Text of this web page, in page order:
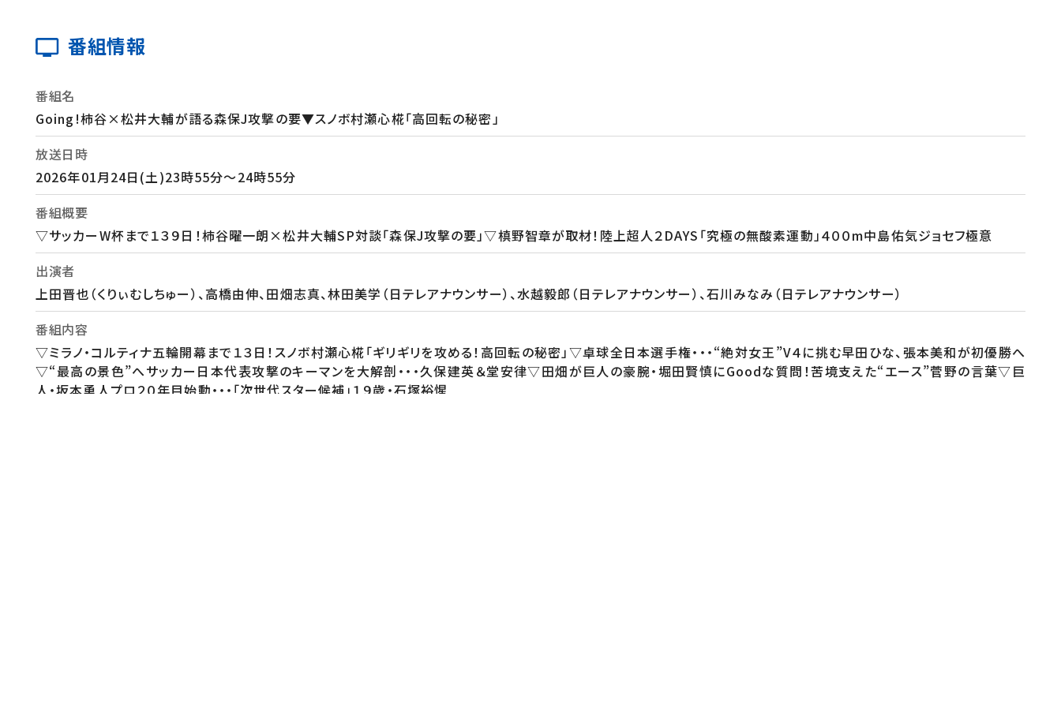
番組情報
番組名
Going!柿谷×松井大輔が語る森保J攻撃の要▼スノボ村瀬心椛「高回転の秘密」
放送日時
2026年01月24日(土)23時55分～24時55分
番組概要
▽サッカーW杯まで１３９日！柿谷曜一朗×松井大輔SP対談「森保J攻撃の要」▽槙野智章が取材！陸上超人２DAYS「究極の無酸素運動」４００m中島佑気ジョセフ極意
出演者
上田晋也（くりぃむしちゅー）、高橋由伸、田畑志真、林田美学（日テレアナウンサー）、水越毅郎（日テレアナウンサー）、石川みなみ（日テレアナウンサー）
番組内容
▽ミラノ・コルティナ五輪開幕まで１３日！スノボ村瀬心椛「ギリギリを攻める！高回転の秘密」▽卓球全日本選手権・・・“絶対女王”V４に挑む早田ひな、張本美和が初優勝へ
▽“最高の景色”へサッカー日本代表攻撃のキーマンを大解剖・・・久保建英＆堂安律▽田畑が巨人の豪腕・堀田賢慎にGoodな質問！苦境支えた“エース”菅野の言葉▽巨
人・坂本勇人プロ２０年目始動・・・「次世代スター候補」１９歳・石塚裕惺